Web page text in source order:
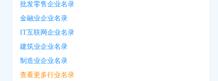
批发零售企业名录
金融业企业名录
IT互联网企业名录
建筑业企业名录
制造业企业名录
查看更多行业名录